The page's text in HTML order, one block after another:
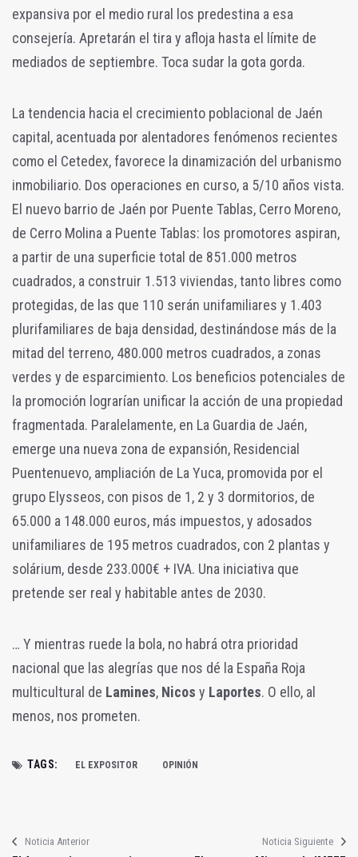
expansiva por el medio rural los predestina a esa
consejería. Apretarán el tira y afloja hasta el límite de
mediados de septiembre. Toca sudar la gota gorda.
La tendencia hacia el crecimiento poblacional de Jaén
capital, acentuada por alentadores fenómenos recientes
como el Cetedex, favorece la dinamización del urbanismo
inmobiliario. Dos operaciones en curso, a 5/10 años vista.
El nuevo barrio de Jaén por Puente Tablas, Cerro Moreno,
de Cerro Molina a Puente Tablas: los promotores aspiran,
a partir de una superficie total de 851.000 metros
cuadrados, a construir 1.513 viviendas, tanto libres como
protegidas, de las que 110 serán unifamiliares y 1.403
plurifamiliares de baja densidad, destinándose más de la
mitad del terreno, 480.000 metros cuadrados, a zonas
verdes y de esparcimiento. Los beneficios potenciales de
la promoción lograrían unificar la acción de una propiedad
fragmentada. Paralelamente, en La Guardia de Jaén,
emerge una nueva zona de expansión, Residencial
Puentenuevo, ampliación de La Yuca, promovida por el
grupo Elysseos, con pisos de 1, 2 y 3 dormitorios, de
65.000 a 148.000 euros, más impuestos, y adosados
unifamiliares de 195 metros cuadrados, con 2 plantas y
solárium, desde 233.000€ + IVA. Una iniciativa que
pretende ser real y habitable antes de 2030.
… Y mientras ruede la bola, no habrá otra prioridad
nacional que las alegrías que nos dé la España Roja
multicultural de Lamines, Nicos y Laportes. O ello, al
menos, nos prometen.
TAGS: EL EXPOSITOR OPINIÓN
Noticia Anterior Noticia Siguiente